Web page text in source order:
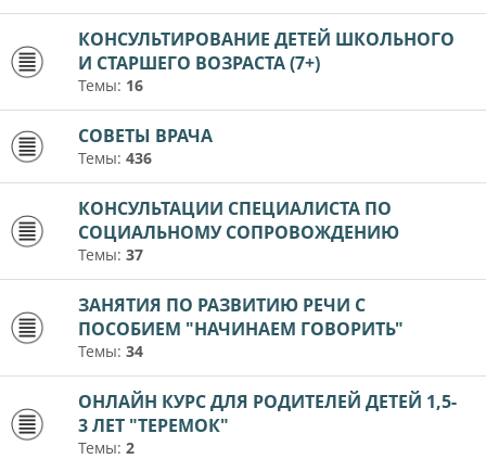
КОНСУЛЬТИРОВАНИЕ ДЕТЕЙ ШКОЛЬНОГО
И СТАРШЕГО ВОЗРАСТА (7+)
Темы: 16
СОВЕТЫ ВРАЧА
Темы: 436
КОНСУЛЬТАЦИИ СПЕЦИАЛИСТА ПО
СОЦИАЛЬНОМУ СОПРОВОЖДЕНИЮ
Темы: 37
ЗАНЯТИЯ ПО РАЗВИТИЮ РЕЧИ С
ПОСОБИЕМ "НАЧИНАЕМ ГОВОРИТЬ"
Темы: 34
ОНЛАЙН КУРС ДЛЯ РОДИТЕЛЕЙ ДЕТЕЙ 1,5-
3 ЛЕТ "ТЕРЕМОК"
Темы: 2